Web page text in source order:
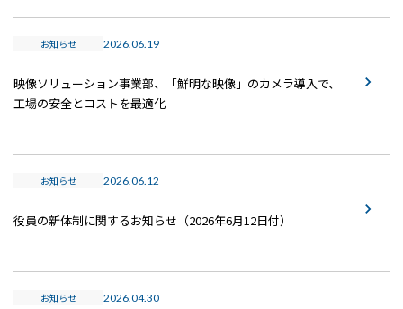
お知らせ 2026.06.19
映像ソリューション事業部、「鮮明な映像」のカメラ導入で、
工場の安全とコストを最適化
お知らせ 2026.06.12
役員の新体制に関するお知らせ（2026年6月12日付）
お知らせ 2026.04.30